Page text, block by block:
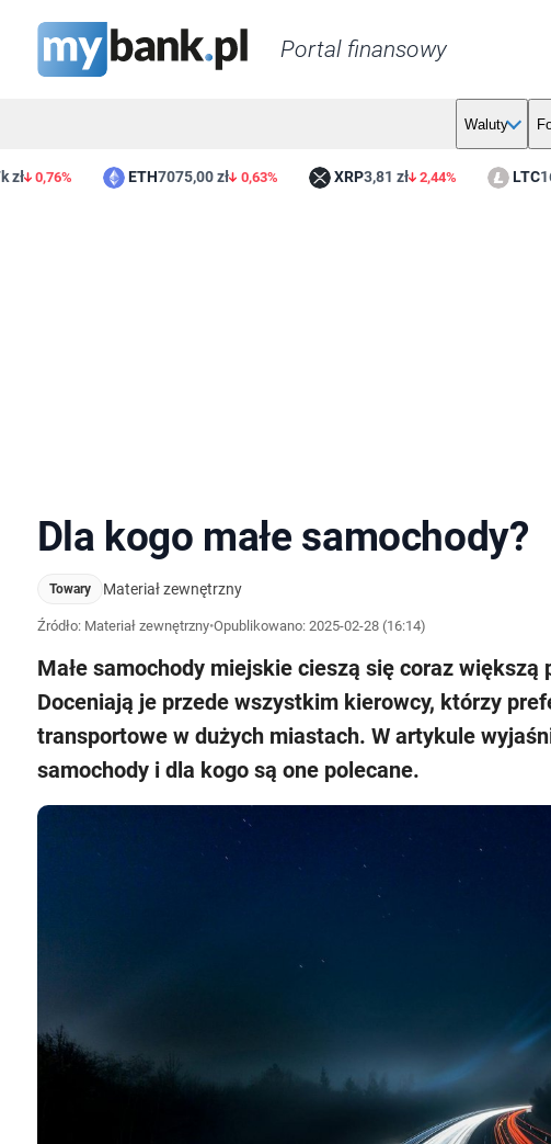
Portal finansowy
Waluty
0,76% ETH7075,00 zł 0,63% XRP3,81 zł 2,44% LTC
Dla kogo małe samochody?
Towary Materiał zewnętrzny
Źródło: Materiał zewnętrzny•Opublikowano: 2025-02-28 (16:14)
Małe samochody miejskie cieszą się coraz większą
Doceniają je przede wszystkim kierowcy, którzy
transportowe w dużych miastach. W artykule
samochody i dla kogo są one polecane.